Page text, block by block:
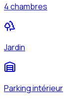
4 chambres
Jardin
Parking intérieur